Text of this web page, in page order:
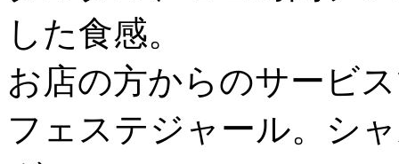
した食感。
お店の方からのサービ
フェステジャール。シ